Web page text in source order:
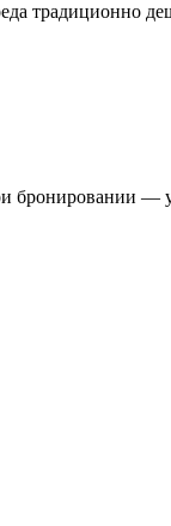
традиционно
бронировании —